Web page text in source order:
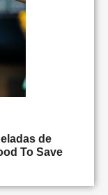
de
To Save